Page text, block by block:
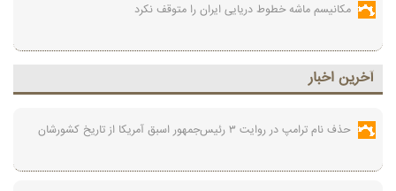
مکانیسم ماشه خطوط دریایی ایران را متوقف نکرد
آخرين اخبار
حذف نام ترامپ در روایت ۳ رئیس‌جمهور اسبق آمریکا از تاریخ کشورشان